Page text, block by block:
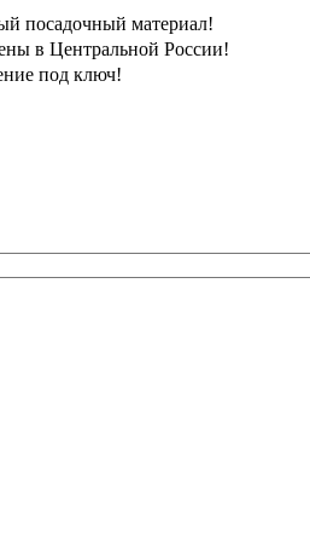
посадочный материал!
в Центральной России!
под ключ!